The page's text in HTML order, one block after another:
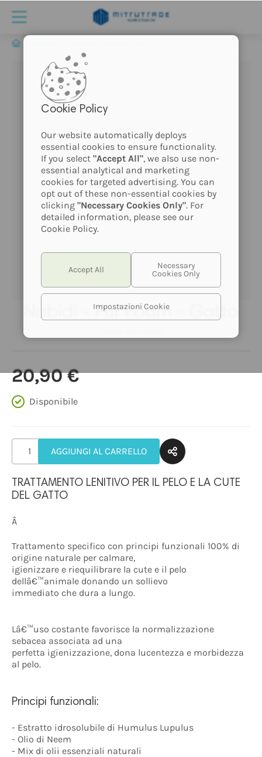
Prodotto
senza immagine
NABIDI
Nabidi - Fur Foam - Gatto
Disponibile
20,90 €
AGGIUNGI AL CARRELLO
TRATTAMENTO LENITIVO PER IL PELO E LA CUTE
DEL GATTO
Â
Trattamento specifico con principi funzionali 100% di
origine naturale per calmare,
igienizzare e riequilibrare la cute e il pelo
dellâ€™animale donando un sollievo
immediato che dura a lungo.
Lâ€™uso costante favorisce la normalizzazione
sebacea associata ad una
perfetta igienizzazione, dona lucentezza e morbidezza
al pelo.
Principi funzionali:
- Estratto idrosolubile di Humulus Lupulus
- Olio di Neem
- Mix di olii essenziali naturali
Cookie Policy
Our website automatically deploys
essential cookies to ensure functionality.
If you select "Accept All", we also use non-
essential analytical and marketing
cookies for targeted advertising. You can
opt out of these non-essential cookies by
clicking "Necessary Cookies Only". For
detailed information, please see our
Cookie Policy.
Impostazioni Cookie